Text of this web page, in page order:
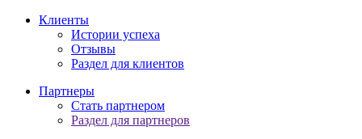
Клиенты
Истории успеха
Отзывы
Раздел для клиентов
Партнеры
Стать партнером
Раздел для партнеров